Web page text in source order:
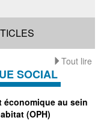
Tout lire
SOCIAL
économique au sein
(OPH)